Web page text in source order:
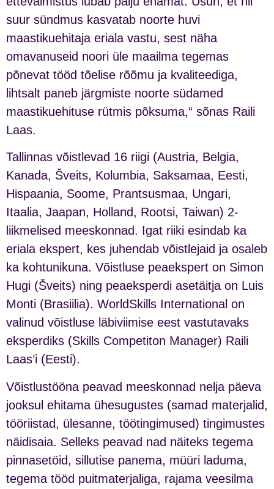
suur sündmus kasvatab noorte huvi
maastikuehitaja eriala vastu, sest näha
omavanuseid noori üle maailma tegemas
põnevat tööd tõelise rõõmu ja kvaliteediga,
lihtsalt paneb järgmiste noorte südamed
maastikuehituse rütmis põksuma,“ sõnas Raili
Laas.
Tallinnas võistlevad 16 riigi (Austria, Belgia,
Kanada, Šveits, Kolumbia, Saksamaa, Eesti,
Hispaania, Soome, Prantsusmaa, Ungari,
Itaalia, Jaapan, Holland, Rootsi, Taiwan) 2-
liikmelised meeskonnad. Igat riiki esindab ka
eriala ekspert, kes juhendab võistlejaid ja osaleb
ka kohtunikuna. Võistluse peaekspert on Simon
Hugi (Šveits) ning peaeksperdi asetäitja on Luis
Monti (Brasiilia). WorldSkills International on
valinud võistluse läbiviimise eest vastutavaks
eksperdiks (Skills Competiton Manager) Raili
Laas’i (Eesti).
Võistlustööna peavad meeskonnad nelja päeva
jooksul ehitama ühesugustes (samad materjalid,
tööriistad, ülesanne, töötingimused) tingimustes
näidisaia. Selleks peavad nad näiteks tegema
pinnasetöid, sillutise panema, müüri laduma,
tegema tööd puitmaterjaliga, rajama veesilma